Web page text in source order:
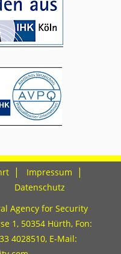
Impressum
Datenschutz
Agency for Security
1, 50354 Hürth, Fon:
4028510, E-Mail: